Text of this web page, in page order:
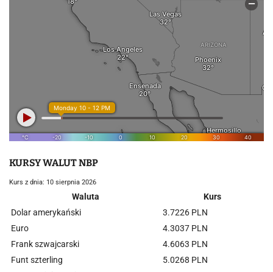
KURSY WALUT NBP
Kurs z dnia: 10 sierpnia 2026
Waluta
Kurs
Dolar amerykański
3.7226 PLN
Euro
4.3037 PLN
Frank szwajcarski
4.6063 PLN
Funt szterling
5.0268 PLN